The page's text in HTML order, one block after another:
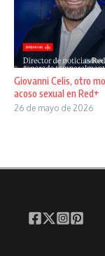
Giovanni Celis, otro
acoso sexual en Red+
26 de mayo de 2026